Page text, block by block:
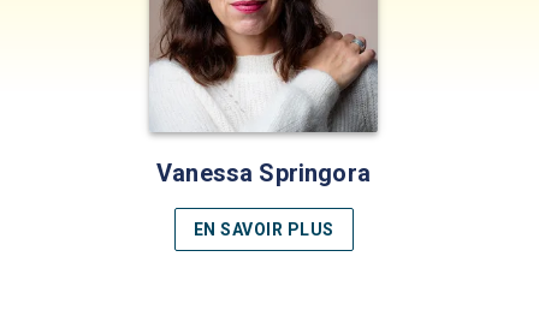
Vanessa Springora
EN SAVOIR PLUS